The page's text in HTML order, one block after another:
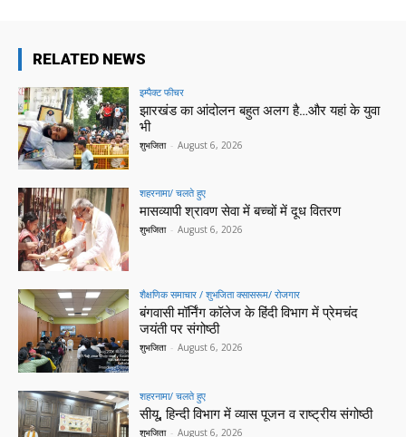
RELATED NEWS
इम्पैक्ट फीचर
झारखंड का आंदोलन बहुत अलग है…और यहां के युवा
भी
शुभजिता - August 6, 2026
शहरनामा/ चलते हुए
मासव्यापी श्रावण सेवा में बच्चों में दूध वितरण
शुभजिता - August 6, 2026
शैक्षणिक समाचार / शुभजिता क्सासरूम/ रोजगार
बंगवासी मॉर्निंग कॉलेज के हिंदी विभाग में प्रेमचंद
जयंती पर संगोष्ठी
शुभजिता - August 6, 2026
शहरनामा/ चलते हुए
सीयू, हिन्दी विभाग में व्यास पूजन व राष्ट्रीय संगोष्ठी
शुभजिता - August 6, 2026